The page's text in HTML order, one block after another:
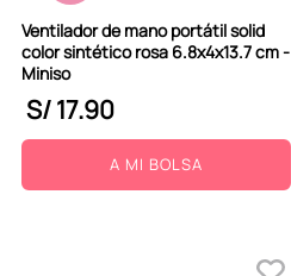
Ventilador de mano portátil solid
color sintético rosa 6.8x4x13.7 cm -
Miniso
S/17.90
A MI BOLSA